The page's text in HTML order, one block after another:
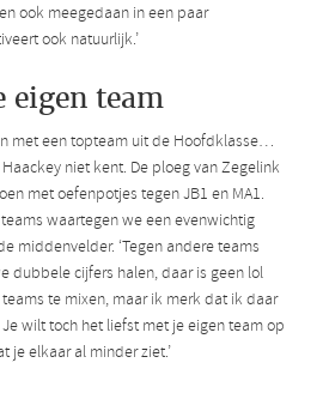
ook meegedaan in een paar
ook natuurlijk.’
eigen team
met een topteam uit de Hoofdklasse…
niet kent. De ploeg van Zegelink
met oefenpotjes tegen JB1 en MA1.
waartegen we een evenwichtig
middenvelder. ‘Tegen andere teams
dubbele cijfers halen, daar is geen lol
te mixen, maar ik merk dat ik daar
wilt toch het liefst met je eigen team op
je elkaar al minder ziet.’